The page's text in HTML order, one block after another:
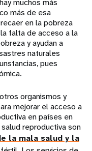
muchos más
más de esa
en la pobreza
falta de acceso a la
y ayudan a
naturales
pues
organismos y
mejorar el acceso a
en países en
reproductiva son
la mala salud y la